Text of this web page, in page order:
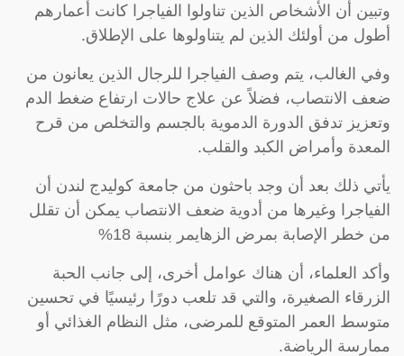
وتبين أن الأشخاص الذين تناولوا الفياجرا كانت أعمارهم
أطول من أولئك الذين لم يتناولوها على الإطلاق.
وفي الغالب، يتم وصف الفياجرا للرجال الذين يعانون من
ضعف الانتصاب، فضلاً عن علاج حالات ارتفاع ضغط الدم
وتعزيز تدفق الدورة الدموية بالجسم والتخلص من قرح
المعدة وأمراض الكبد والقلب.
يأتي ذلك بعد أن وجد باحثون من جامعة كوليدج لندن أن
الفياجرا وغيرها من أدوية ضعف الانتصاب يمكن أن تقلل
من خطر الإصابة بمرض الزهايمر بنسبة 18%
وأكد العلماء، أن هناك عوامل أخرى، إلى جانب الحبة
الزرقاء الصغيرة، والتي قد تلعب دورًا رئيسيًا في تحسين
متوسط ​​العمر المتوقع للمرضى، مثل النظام الغذائي أو
ممارسة الرياضة.